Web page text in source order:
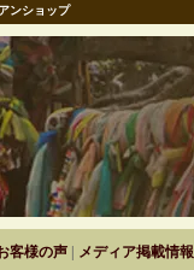
ンショップ
客様の声| メディア掲載情報